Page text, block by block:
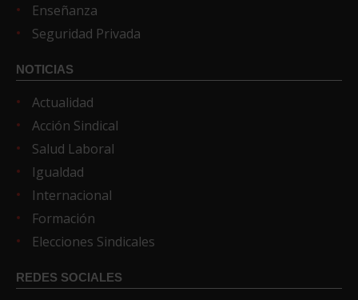
Enseñanza
Seguridad Privada
NOTICIAS
Actualidad
Acción Sindical
Salud Laboral
Igualdad
Internacional
Formación
Elecciones Sindicales
REDES SOCIALES